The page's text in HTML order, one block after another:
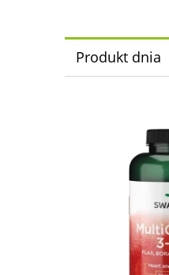
Produkt dnia